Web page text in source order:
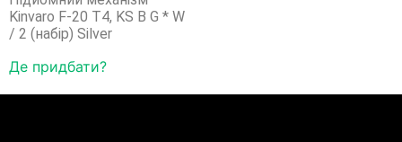
Kinvaro F-20 T4, KS B G * W
/ 2 (набір) Silver
Де придбати?